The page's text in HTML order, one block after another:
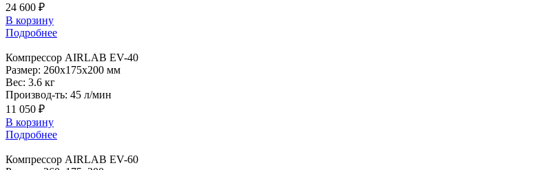
24 600 ₽
В корзину
Подробнее
Компрессор AIRLAB EV-40
Размер: 260x175x200 мм
Вес: 3.6 кг
Производ-ть: 45 л/мин
11 050 ₽
В корзину
Подробнее
Компрессор AIRLAB EV-60